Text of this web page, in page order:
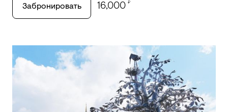
Забронировать 16,000 ₽